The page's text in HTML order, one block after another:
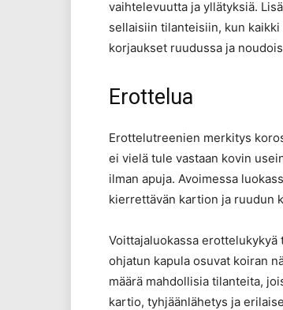
vaihtelevuutta ja yllätyksiä.
sellaisiin tilanteisiin, kun
korjaukset ruudussa ja
Erottelua
Erottelutreenien merkitys
ei vielä tule vastaan kovin
ilman apuja. Avoimessa
kierrettävän kartion ja ruudun
Voittajaluokassa
ohjatun kapula osuvat koiran
määrä mahdollisia tilanteita,
kartio, tyhjäänlähetys ja